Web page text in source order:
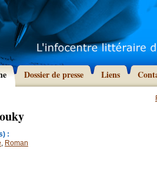
Dossier de presse Liens
:
, Roman